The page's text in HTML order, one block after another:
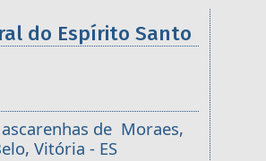
do Espírito Santo
de Moraes,
Vitória - ES